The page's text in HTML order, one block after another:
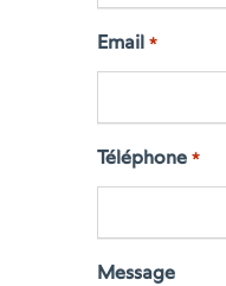
Email *
Téléphone *
Message